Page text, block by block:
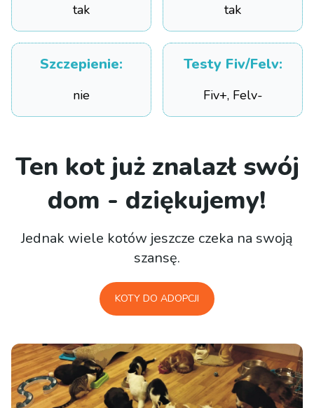
tak tak
Szczepienie:
nie
Testy Fiv/Felv:
Fiv+, Felv-
Ten kot już znalazł swój
dom - dziękujemy!
Jednak wiele kotów jeszcze czeka na swoją
szansę.
KOTY DO ADOPCJI